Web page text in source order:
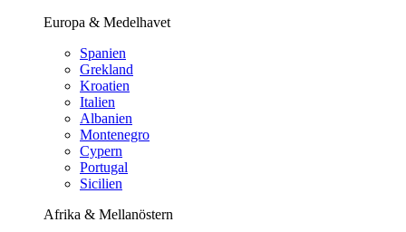
Europa & Medelhavet
Spanien
Grekland
Kroatien
Italien
Albanien
Montenegro
Cypern
Portugal
Sicilien
Afrika & Mellanöstern